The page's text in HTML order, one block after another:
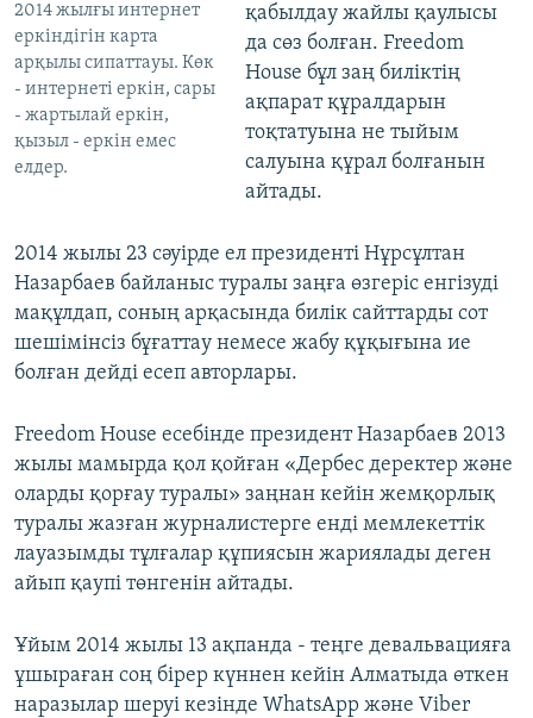
2014 жылғы интернет
еркіндігін карта
арқылы сипаттауы. Көк
- интернеті еркін, сары
- жартылай еркін,
қызыл - еркін емес
елдер.
қабылдау жайлы қаулысы
да сөз болған. Freedom
House бұл заң биліктің
ақпарат құралдарын
тоқтатуына не тыйым
салуына құрал болғанын
айтады.
2014 жылы 23 сәуірде ел президенті Нұрсұлтан
Назарбаев байланыс туралы заңға өзгеріс енгізуді
мақұлдап, соның арқасында билік сайттарды сот
шешімінсіз бұғаттау немесе жабу құқығына ие
болған дейді есеп авторлары.
Freedom House есебінде президент Назарбаев 2013
жылы мамырда қол қойған «Дербес деректер және
оларды қорғау туралы» заңнан кейін жемқорлық
туралы жазған журналистерге енді мемлекеттік
лауазымды тұлғалар құпиясын жариялады деген
айып қаупі төнгенін айтады.
Ұйым 2014 жылы 13 ақпанда - теңге девальвацияға
ұшыраған соң бірер күннен кейін Алматыда өткен
наразылар шеруі кезінде WhatsApp және Viber